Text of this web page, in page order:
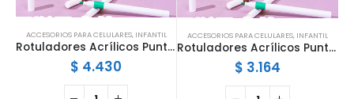
ACCESORIOS PARA CELULARES, INFANTIL
Rotuladores Acrílicos Punta Redonda Valija x36
$ 4.430
ACCESORIOS PARA CELULARES, INFANTIL
Rotuladores Acrílicos Punta Redonda Valija x24
$ 3.164